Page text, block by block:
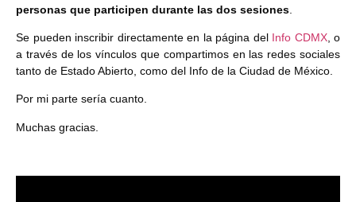
personas que participen durante las dos sesiones
Se pueden inscribir directamente en la página del Info CDMX, o
a través de los vínculos que compartimos en las redes sociales
tanto de Estado Abierto, como del Info de la Ciudad de México.
Por mi parte sería cuanto.
Muchas gracias.